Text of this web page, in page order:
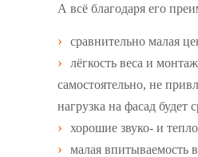
А всё благодаря его
сравнительно малая
лёгкость веса и
самостоятельно, не
нагрузка на фасад будет
хорошие звуко- и
малая впитываемость